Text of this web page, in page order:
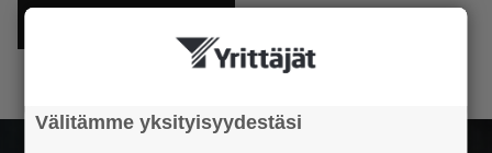
Välitämme yksityisyydestäsi